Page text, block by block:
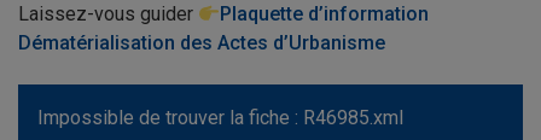
Laissez-vous guider
Plaquette d’information
Dématérialisation des Actes d’Urbanisme
Impossible de trouver la fiche : R46985.xml